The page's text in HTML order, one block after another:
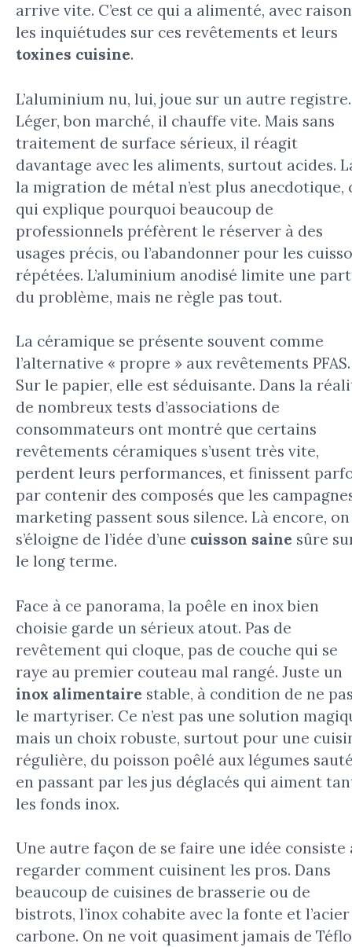
arrive vite. C’est ce qui a alimenté, avec
les inquiétudes sur ces revêtements et leurs
toxines cuisine.
L’aluminium nu, lui, joue sur un autre registre.
Léger, bon marché, il chauffe vite. Mais sans
traitement de surface sérieux, il réagit
davantage avec les aliments, surtout acides.
la migration de métal n’est plus anecdotique,
qui explique pourquoi beaucoup de
professionnels préfèrent le réserver à des
usages précis, ou l’abandonner pour les
répétées. L’aluminium anodisé limite une
du problème, mais ne règle pas tout.
La céramique se présente souvent comme
l’alternative « propre » aux revêtements PFAS.
Sur le papier, elle est séduisante. Dans la
de nombreux tests d’associations de
consommateurs ont montré que certains
revêtements céramiques s’usent très vite,
perdent leurs performances, et finissent
par contenir des composés que les
marketing passent sous silence. Là encore, on
s’éloigne de l’idée d’une cuisson saine sûre
le long terme.
Face à ce panorama, la poêle en inox bien
choisie garde un sérieux atout. Pas de
revêtement qui cloque, pas de couche qui se
raye au premier couteau mal rangé. Juste un
inox alimentaire stable, à condition de ne
le martyriser. Ce n’est pas une solution
mais un choix robuste, surtout pour une
régulière, du poisson poêlé aux légumes
en passant par les jus déglacés qui aiment
les fonds inox.
Une autre façon de se faire une idée consiste
regarder comment cuisinent les pros. Dans
beaucoup de cuisines de brasserie ou de
bistrots, l’inox cohabite avec la fonte et l’acier
carbone. On ne voit quasiment jamais de